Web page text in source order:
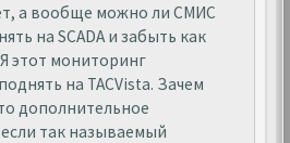
а вообще можно ли СМИС
на SCADA и забыть как
этот мониторинг
на TACVista. Зачем
дополнительное
так называемый